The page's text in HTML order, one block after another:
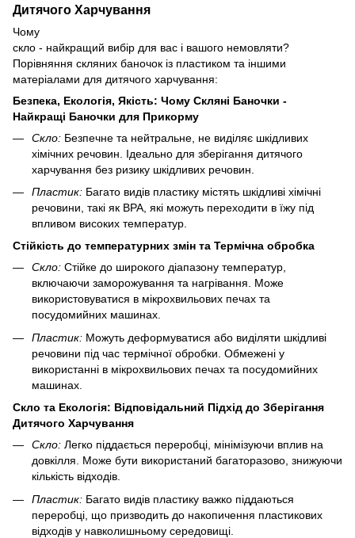
Дитячого Харчування
Чому
скло - найкращий вибір для вас і вашого немовляти?
Порівняння скляних баночок із пластиком та іншими
матеріалами для дитячого харчування:
Безпека, Екологія, Якість: Чому Скляні Баночки -
Найкращі Баночки для Прикорму
Скло: Безпечне та нейтральне, не виділяє шкідливих
хімічних речовин. Ідеально для зберігання дитячого
харчування без ризику шкідливих речовин.
Пластик: Багато видів пластику містять шкідливі хімічні
речовини, такі як BPA, які можуть переходити в їжу під
впливом високих температур.
Стійкість до температурних змін та Термічна обробка
Скло: Стійке до широкого діапазону температур,
включаючи заморожування та нагрівання. Може
використовуватися в мікрохвильових печах та
посудомийних машинах.
Пластик: Можуть деформуватися або виділяти шкідливі
речовини під час термічної обробки. Обмежені у
використанні в мікрохвильових печах та посудомийних
машинах.
Скло та Екологія: Відповідальний Підхід до Зберігання
Дитячого Харчування
Скло: Легко піддається переробці, мінімізуючи вплив на
довкілля. Може бути використаний багаторазово, знижуючи
кількість відходів.
Пластик: Багато видів пластику важко піддаються
переробці, що призводить до накопичення пластикових
відходів у навколишньому середовищі.